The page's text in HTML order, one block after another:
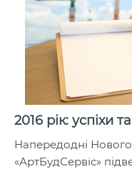
2016 рік: успіхи
Напередодні
«АртБудСервіс»